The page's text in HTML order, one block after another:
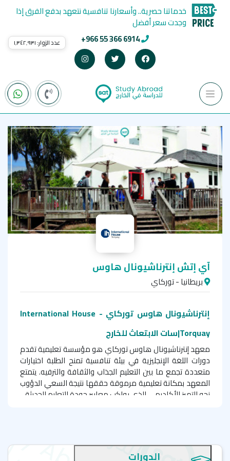
+966 55 366 6914
خدماتنا حصرية.. وأسعارنا تنافسية نتعهد بدفع الفرق إذا
وجدت سعر أفضل
عدد الزوار: ١٬٣٤٢٬٩٣١
آي إتش إنترناشيونال هاوس
بريطانيا - توركاي
إنترناشيونال هاوس توركاي - International House
Torquay|سات الابتعاث للخارج
معهد إنترناشيونال هاوس توركاي هو مؤسسة تعليمية تقدم
دورات اللغة الإنجليزية في بيئة تنافسية تمنح الطلبة اختيارات
متعددة تجمع ما بين التعليم الجذاب والثقافة والترفيه. يتمتع
المعهد بمكانة تعليمية مرموقة حققها نتيجة السعي الدؤوب
نحو التميز الأكاديمي الذي يواكب معايير جودة التعليم الحديثة.
الجيولوجية الفريدة والمذهلة تحديداً في منطقة "جلوبال
الدورات